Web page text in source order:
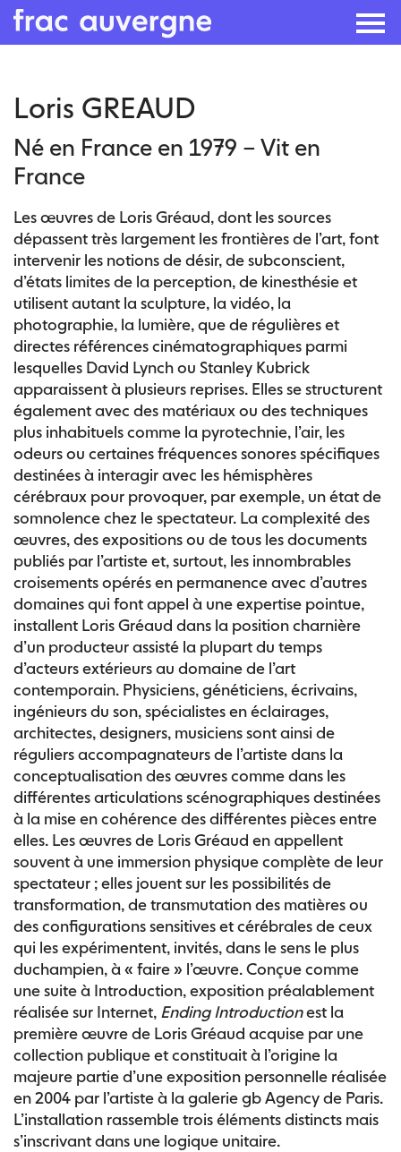
content
Loris GREAUD
Né en France en 1979 – Vit en
France
Les œuvres de Loris Gréaud, dont les sources
dépassent très largement les frontières de l’art, font
intervenir les notions de désir, de subconscient,
d’états limites de la perception, de kinesthésie et
utilisent autant la sculpture, la vidéo, la
photographie, la lumière, que de régulières et
directes références cinématographiques parmi
lesquelles David Lynch ou Stanley Kubrick
apparaissent à plusieurs reprises. Elles se structurent
également avec des matériaux ou des techniques
plus inhabituels comme la pyrotechnie, l’air, les
odeurs ou certaines fréquences sonores spécifiques
destinées à interagir avec les hémisphères
cérébraux pour provoquer, par exemple, un état de
somnolence chez le spectateur. La complexité des
œuvres, des expositions ou de tous les documents
publiés par l’artiste et, surtout, les innombrables
croisements opérés en permanence avec d’autres
domaines qui font appel à une expertise pointue,
installent Loris Gréaud dans la position charnière
d’un producteur assisté la plupart du temps
d’acteurs extérieurs au domaine de l’art
contemporain. Physiciens, généticiens, écrivains,
ingénieurs du son, spécialistes en éclairages,
architectes, designers, musiciens sont ainsi de
réguliers accompagnateurs de l’artiste dans la
conceptualisation des œuvres comme dans les
différentes articulations scénographiques destinées
à la mise en cohérence des différentes pièces entre
elles. Les œuvres de Loris Gréaud en appellent
souvent à une immersion physique complète de leur
spectateur ; elles jouent sur les possibilités de
transformation, de transmutation des matières ou
des configurations sensitives et cérébrales de ceux
qui les expérimentent, invités, dans le sens le plus
duchampien, à « faire » l’œuvre. Conçue comme
une suite à Introduction, exposition préalablement
réalisée sur Internet, Ending Introductionest la
première œuvre de Loris Gréaud acquise par une
collection publique et constituait à l’origine la
majeure partie d’une exposition personnelle réalisée
en 2004 par l’artiste à la galerie gb Agency de Paris.
L’installation rassemble trois éléments distincts mais
s’inscrivant dans une logique unitaire.